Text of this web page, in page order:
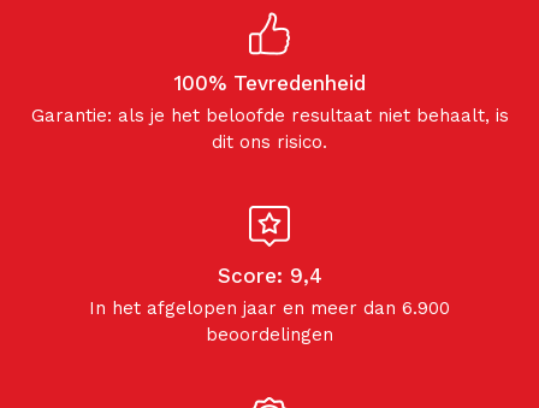
100% Tevredenheid
Garantie: als je het beloofde resultaat niet behaalt, is
dit ons risico.
Score: 9,4
In het afgelopen jaar en meer dan 6.900
beoordelingen